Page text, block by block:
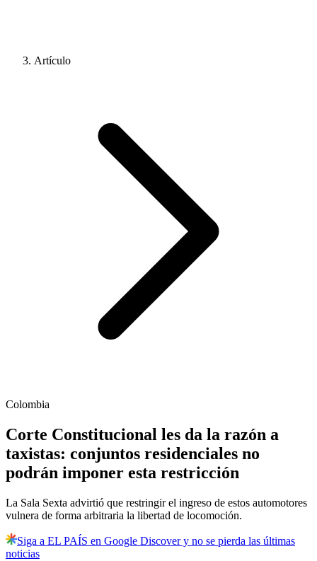
Artículo
Colombia
Corte Constitucional les da la razón a
taxistas: conjuntos residenciales no
podrán imponer esta restricción
La Sala Sexta advirtió que restringir el ingreso de estos automotores
vulnera de forma arbitraria la libertad de locomoción.
Siga a EL PAÍS en Google Discover y no se pierda las últimas
noticias